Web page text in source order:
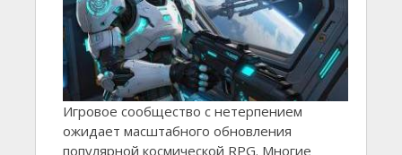
Игровое сообщество с нетерпением
ожидает масштабного обновления
популярной космической RPG. Многие